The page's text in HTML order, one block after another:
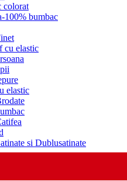
colorat
100% bumbac
cu elastic
elastic
si Dublusatinate